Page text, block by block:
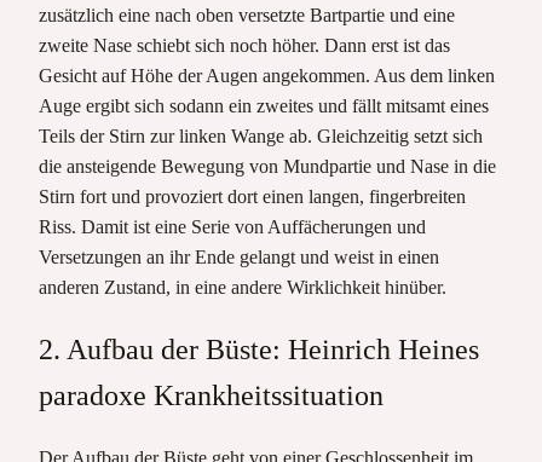
zusätzlich eine nach oben versetzte Bartpartie und eine
zweite Nase schiebt sich noch höher. Dann erst ist das
Gesicht auf Höhe der Augen angekommen. Aus dem linken
Auge ergibt sich sodann ein zweites und fällt mitsamt eines
Teils der Stirn zur linken Wange ab. Gleichzeitig setzt sich
die ansteigende Bewegung von Mundpartie und Nase in die
Stirn fort und provoziert dort einen langen, fingerbreiten
Riss. Damit ist eine Serie von Auffächerungen und
Versetzungen an ihr Ende gelangt und weist in einen
anderen Zustand, in eine andere Wirklichkeit hinüber.
2. Aufbau der Büste: Heinrich Heines
paradoxe Krankheitssituation
Der Aufbau der Büste geht von einer Geschlossenheit im